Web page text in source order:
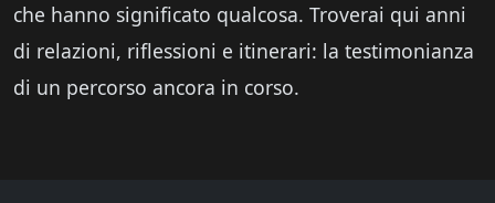
che hanno significato qualcosa. Troverai qui anni
di relazioni, riflessioni e itinerari: la testimonianza
di un percorso ancora in corso.